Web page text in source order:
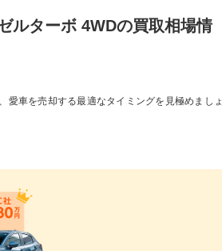
ルターボ 4WDの買取相場情
愛車を売却する最適なタイミングを見極めましょ